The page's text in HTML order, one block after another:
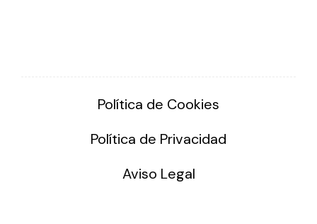
Política de Cookies
Política de Privacidad
Aviso Legal